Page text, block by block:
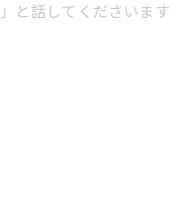
話してくださいます